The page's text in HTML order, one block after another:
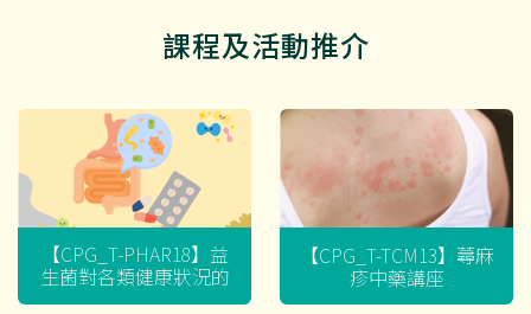
課程及活動推介
【CPG_T-PHAR18】益
生菌對各類健康狀況的
迷思
【CPG_T-TCM13】蕁麻
疹中藥講座